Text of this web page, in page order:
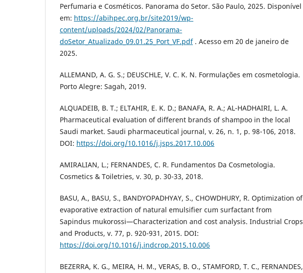
Perfumaria e Cosméticos. Panorama do Setor. São Paulo, 2025. Disponível
em: https://abihpec.org.br/site2019/wp-
content/uploads/2024/02/Panorama-
doSetor_Atualizado_09.01.25_Port_VF.pdf. Acesso em 20 de janeiro de
2025.
ALLEMAND, A. G. S.; DEUSCHLE, V. C. K. N. Formulações em cosmetologia.
Porto Alegre: Sagah, 2019.
ALQUADEIB, B. T.; ELTAHIR, E. K. D.; BANAFA, R. A.; AL-HADHAIRI, L. A.
Pharmaceutical evaluation of different brands of shampoo in the local
Saudi market. Saudi pharmaceutical journal, v. 26, n. 1, p. 98-106, 2018.
DOI: https://doi.org/10.1016/j.jsps.2017.10.006
AMIRALIAN, L.; FERNANDES, C. R. Fundamentos Da Cosmetologia.
Cosmetics & Toiletries, v. 30, p. 30-33, 2018.
BASU, A., BASU, S., BANDYOPADHYAY, S., CHOWDHURY, R. Optimization of
evaporative extraction of natural emulsifier cum surfactant from
Sapindus mukorossi—Characterization and cost analysis. Industrial Crops
and Products, v. 77, p. 920-931, 2015. DOI:
https://doi.org/10.1016/j.indcrop.2015.10.006
BEZERRA, K. G., MEIRA, H. M., VERAS, B. O., STAMFORD, T. C., FERNANDES,